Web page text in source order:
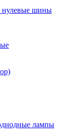
нулевые шины
лампы